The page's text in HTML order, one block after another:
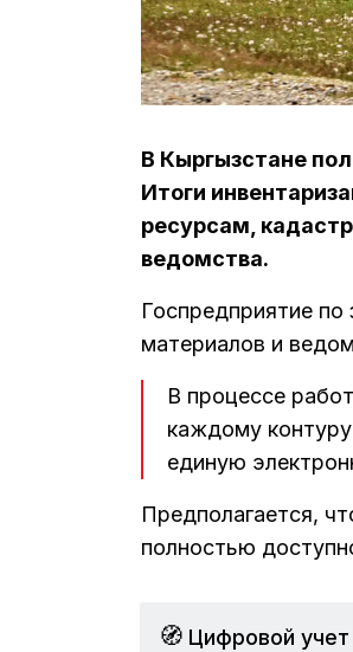
В Кыргызстане
Итоги
ресурсам,
ведомства.
Госпредприятие по
материалов и
В процессе
каждому
единую
Предполагается,
полностью
🧭 Цифровой